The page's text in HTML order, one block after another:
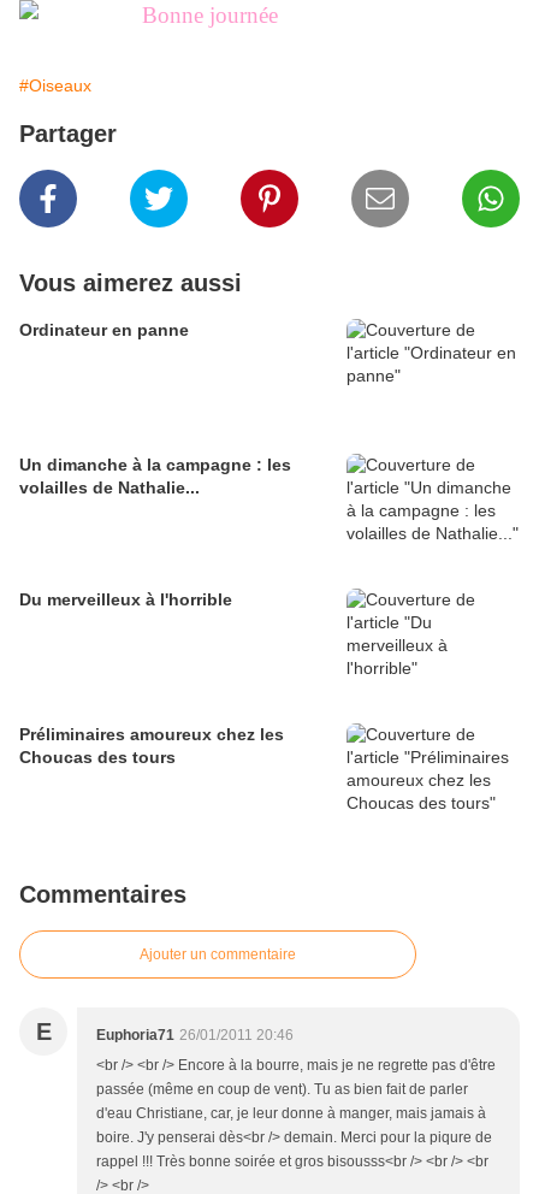
#Oiseaux
Partager
Vous aimerez aussi
Ordinateur en panne
Un dimanche à la campagne : les
volailles de Nathalie...
Du merveilleux à l'horrible
Préliminaires amoureux chez les
Choucas des tours
Commentaires
Ajouter un commentaire
E Euphoria71 26/01/2011 20:46
<br /> <br /> Encore à la bourre, mais je ne regrette pas d'être
passée (même en coup de vent). Tu as bien fait de parler
d'eau Christiane, car, je leur donne à manger, mais jamais à
boire. J'y penserai dès<br /> demain. Merci pour la piqure de
rappel !!! Très bonne soirée et gros bisousss<br /> <br /> <br
/> <br />